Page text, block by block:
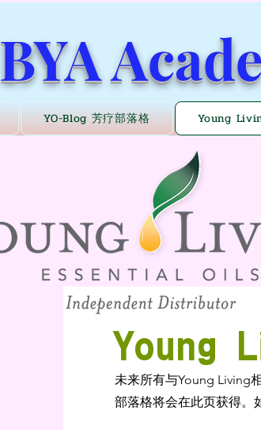
BYA
YO-Blog 芳疗部落格 Young
​Young
未来所有与Young Living
部落格将会在此页获得。